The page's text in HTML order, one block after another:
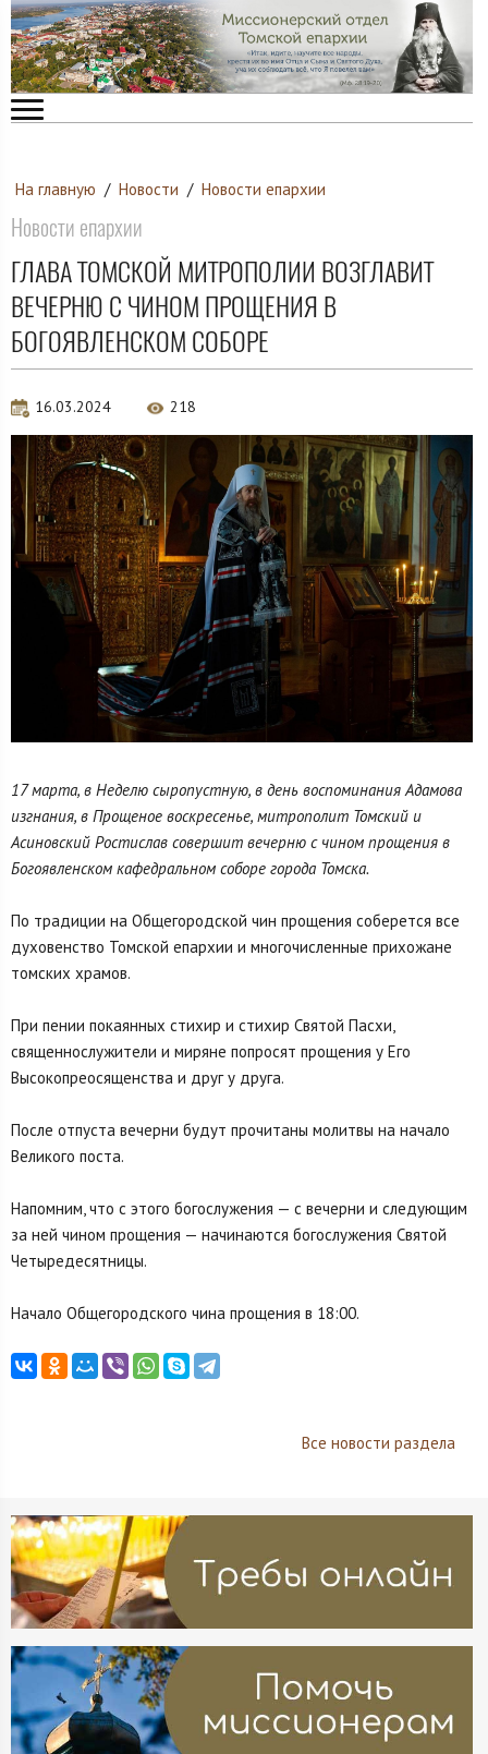
На главную / Новости / Новости епархии
Новости епархии
ГЛАВА ТОМСКОЙ МИТРОПОЛИИ ВОЗГЛАВИТ
ВЕЧЕРНЮ С ЧИНОМ ПРОЩЕНИЯ В
БОГОЯВЛЕНСКОМ СОБОРЕ
16.03.2024 218
17 марта, в Неделю сыропустную, в день воспоминания Адамова
изгнания, в Прощеное воскресенье, митрополит Томский и
Асиновский Ростислав совершит вечерню с чином прощения в
Богоявленском кафедральном соборе города Томска.
По традиции на Общегородской чин прощения соберется все
духовенство Томской епархии и многочисленные прихожане
томских храмов.
При пении покаянных стихир и стихир Святой Пасхи,
священнослужители и миряне попросят прощения у Его
Высокопреосященства и друг у друга.
После отпуста вечерни будут прочитаны молитвы на начало
Великого поста.
Напомним, что с этого богослужения — с вечерни и следующим
за ней чином прощения — начинаются богослужения Святой
Четыредесятницы.
Начало Общегородского чина прощения в 18:00.
Все новости раздела